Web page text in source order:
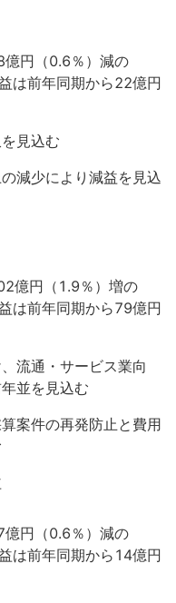
億円（0.6％）減の
は前年同期から22億円
見込む
減少により減益を見込
億円（1.9％）増の
は前年同期から79億円
流通・サービス業向
並を見込む
案件の再発防止と費用
億円（0.6％）減の
は前年同期から14億円